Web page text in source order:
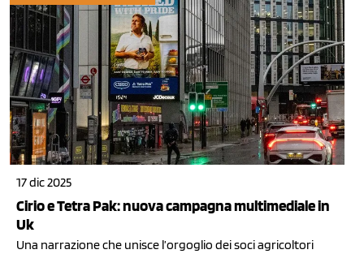
17 dic 2025
Cirio e Tetra Pak: nuova campagna multimediale in
Uk
Una narrazione che unisce l’orgoglio dei soci agricoltori